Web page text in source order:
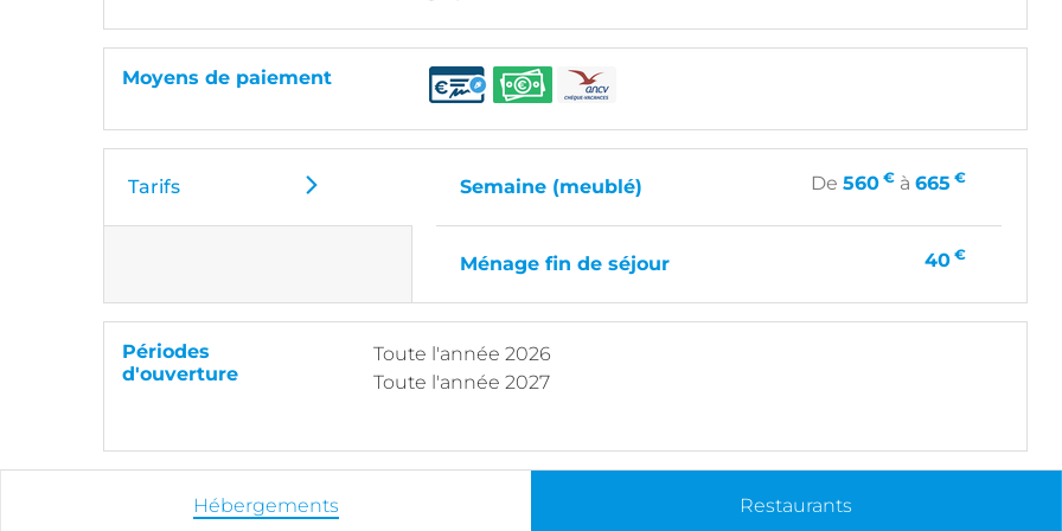
Moyens de paiement
Tarifs Semaine (meublé) De560 € à665 €
Ménage fin de séjour 40 €
Périodes
d'ouverture
Toute l'année 2026
Toute l'année 2027
Hébergements Restaurants